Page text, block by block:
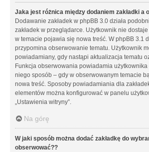
Jaka jest różnica między dodaniem zakładki a
Dodawanie zakładek w phpBB 3.0 działa
zakładek w przeglądarce. Użytkownik nie
w temacie pojawia się nowa treść. W phpBB 3.1
przypomina obserwowanie tematu. Użytkownik
powiadamiany, gdy nastąpi aktualizacja tematu
Funkcja obserwowania powiadamia
niego sposób – gdy w obserwowanym temacie
nowa treść. Sposoby powiadamiania dla
elementów można konfigurować w panelu
„Ustawienia witryny”.
Na górę
W jaki sposób można dodać zakładkę do
obserwować??